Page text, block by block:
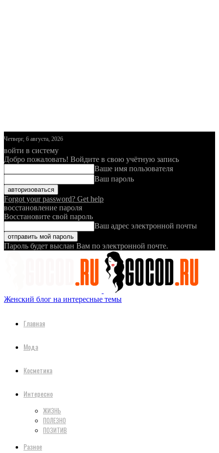
Четверг, 6 августа, 2026
войти в систему
Добро пожаловать! Войдите в свою учётную запись
Ваше имя пользователя
Ваш пароль
Forgot your password? Get help
восстановление пароля
Восстановите свой пароль
Ваш адрес электронной почты
Пароль будет выслан Вам по электронной почте.
Женский блог на интересные темы
Главная
Мода
Косметика
Интересно
ЖИЗНЬ
ПОЛЕЗНО
ПОЗИТИВ
Разное